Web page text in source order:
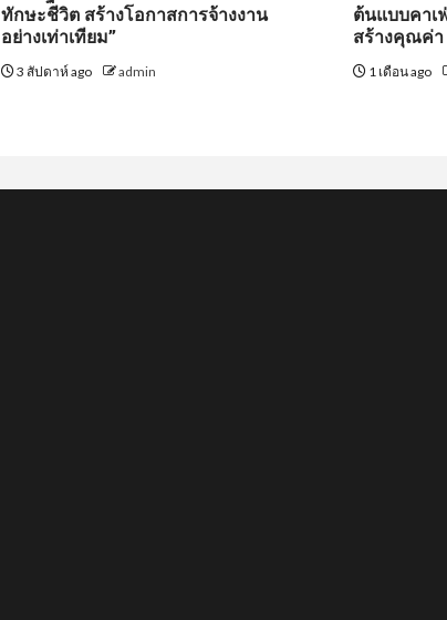
ทักษะชีวิต สร้างโอกาสการจ้างงาน
อย่างเท่าเทียม”
3 สัปดาห์ ago admin
ต้นแบบคาเ
สร้างคุณค่า
1 เดือน ago